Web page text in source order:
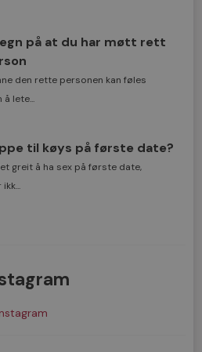
på at du har møtt rett
den rette personen kan føles
å lete...
til køys på første date?
greit å ha sex på første date,